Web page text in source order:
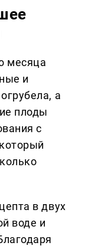
месяца
и
а
плоды
с
в двух
воде и